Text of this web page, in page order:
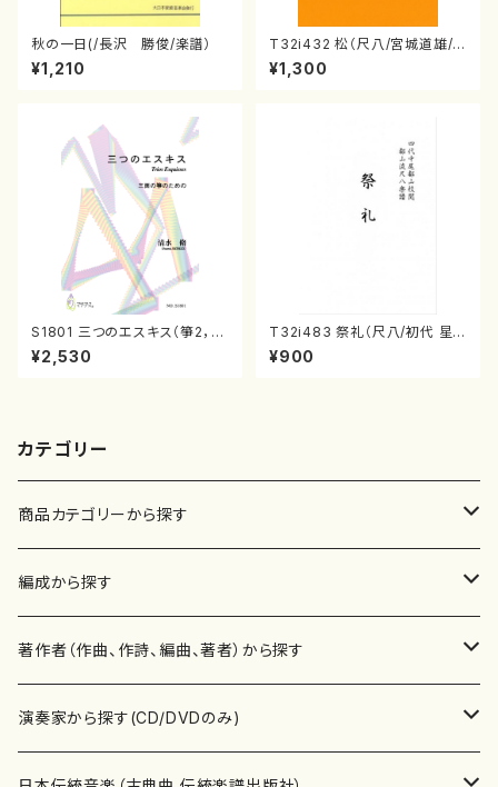
秋の一日(/長沢 勝俊/楽譜）
¥1,210
T32i432 松（尺八/宮城道雄/
楽譜）都山流公刊楽譜曲番:213
8
¥1,300
S1801 三つのエスキス（箏2，1
7/清水 脩/楽譜）
¥2,530
T32i483 祭礼（尺八/初代 星
田一山/楽譜）都山流公刊楽譜曲
番:2191
¥900
カテゴリー
商品カテゴリーから探す
楽譜
書籍
書籍
テキストブック
CD・DVD
編成から探す
邦楽器
箏・琴（ソロ）
箏・琴（合奏）
合唱
混声合唱
著作者（作曲、作詩、編曲、著者）から探す
あ行
青木省三(アオキ ショウゾウ)
演奏家から探す(CD/DVDのみ)